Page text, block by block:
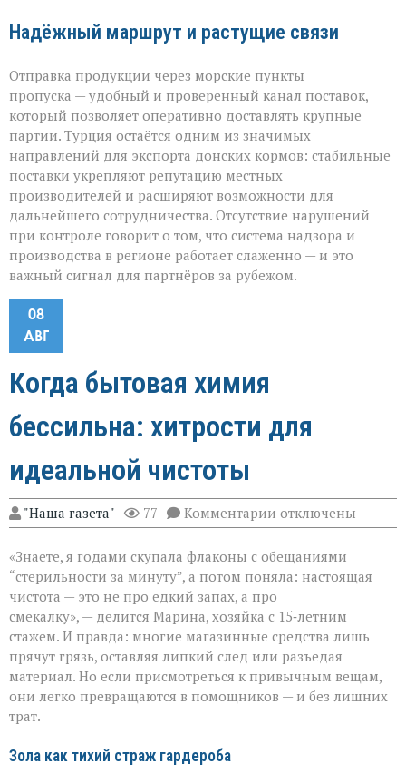
Надёжный маршрут и растущие связи
Отправка продукции через морские пункты
пропуска — удобный и проверенный канал поставок,
который позволяет оперативно доставлять крупные
партии. Турция остаётся одним из значимых
направлений для экспорта донских кормов: стабильные
поставки укрепляют репутацию местных
производителей и расширяют возможности для
дальнейшего сотрудничества. Отсутствие нарушений
при контроле говорит о том, что система надзора и
производства в регионе работает слаженно — и это
важный сигнал для партнёров за рубежом.
08
АВГ
Когда бытовая химия
бессильна: хитрости для
идеальной чистоты
"Наша газета" 77 Комментарии к
записи
бытовая
химия
хитрости
для
идеальной
чистоты
отключены
«Знаете, я годами скупала флаконы с обещаниями
“стерильности за минуту”, а потом поняла: настоящая
чистота — это не про едкий запах, а про
смекалку», — делится Марина, хозяйка с 15‑летним
стажем. И правда: многие магазинные средства лишь
прячут грязь, оставляя липкий след или разъедая
материал. Но если присмотреться к привычным вещам,
они легко превращаются в помощников — и без лишних
трат.
Зола как тихий страж гардероба